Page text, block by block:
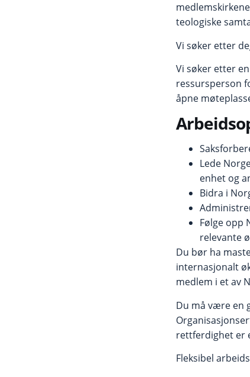
teologiske
Vi søker etter
Vi søker etter
ressursperson
åpne
Lede
enhet og
Bidra i
Følge opp
relevante
Du bør ha
internasjonalt
medlem i et av
Du må være en
rettferdighet er
Fleksibel